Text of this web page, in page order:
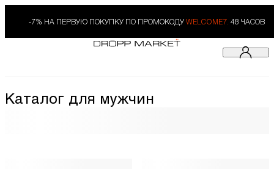
-7% НА ПЕРВУЮ ПОКУПКУ ПО ПРОМОКОДУ WELCOME7. 48 ЧАСОВ
Каталог для мужчин